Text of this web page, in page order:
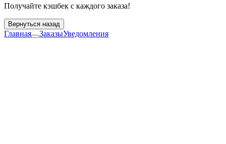
Получайте кэшбек с каждого заказа!
Вернуться назад
Главная ЗаказыУведомления